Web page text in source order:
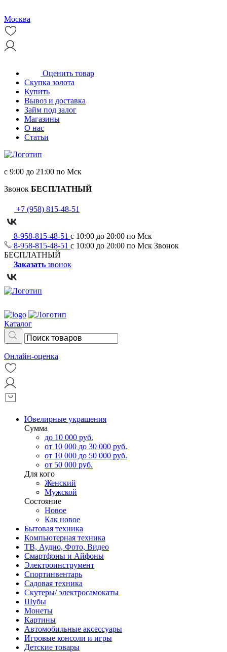
Москва
Оценить товар
Скупка золота
Купить
Вывоз и доставка
Займ под залог
Магазины
О нас
Статьи
с 9:00 до 21:00 по Мск
Звонок БЕСПЛАТНЫЙ
+7 (958) 815-48-51
8-958-815-48-51 с 10:00 до 20:00 по Мск
8-958-815-48-51 с 10:00 до 20:00 по Мск Звонок
БЕСПЛАТНЫЙ
Заказать звонок
Каталог
Онлайн-оценка
Ювелирные украшения
Сумма
до 10 000 руб.
от 10 000 до 30 000 руб.
от 10 000 до 50 000 руб.
от 50 000 руб.
Для кого
Женский
Мужской
Состояние
Новое
Как новое
Бытовая техника
Компьютерная техника
ТВ, Аудио, Фото, Видео
Смартфоны и Айфоны
Электроинструмент
Спортинвентарь
Садовая техника
Скутеры/ электросамокаты
Шубы
Монеты
Картины
Автомобильные аксессуары
Игровые консоли и игры
Детские товары